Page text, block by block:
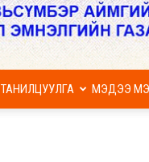
ТАНИЛЦУУЛГА МЭДЭЭ